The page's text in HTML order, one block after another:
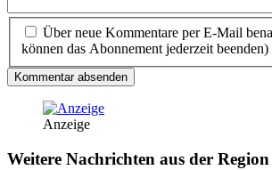
Über neue Kommentare per E-Mail
können das Abonnement jederzeit beenden)
Kommentar absenden
Anzeige
Weitere Nachrichten aus der Region